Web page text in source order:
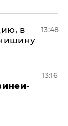
в
13:48
13:16